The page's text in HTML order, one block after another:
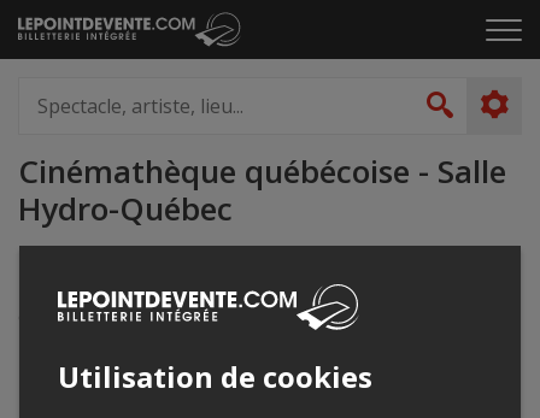
Passer
au
le
artiste,
lieu...
Cinémathèque québécoise - Salle
Hydro-Québec
Montréal, QC
Canada
Événements à venir
Utilisation de cookies